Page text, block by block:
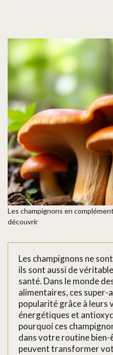
Les champignons en
découvrir
Les champignons ne
ils sont aussi de
santé. Dans le monde
alimentaires, ces super-
popularité grâce à leurs
énergétiques et
pourquoi ces
dans votre routine
peuvent transformer